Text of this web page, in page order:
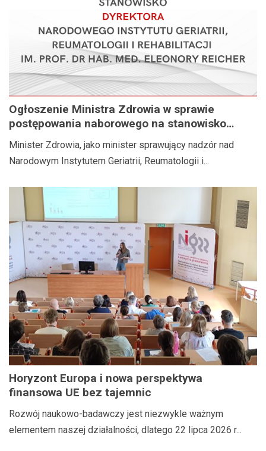
Ogłoszenie Ministra Zdrowia w sprawie
postępowania naborowego na stanowisko
Dyrektora Narodowego Instytutu Geriatrii,
Reumatologii i Rehabilitacji im. prof. dr hab.
med. Eleonory Reicher
Minister Zdrowia, jako minister sprawujący nadzór nad
Narodowym Instytutem Geriatrii, Reumatologii i...
Horyzont Europa i nowa perspektywa
finansowa UE bez tajemnic
Rozwój naukowo-badawczy jest niezwykle ważnym
elementem naszej działalności, dlatego 22 lipca 2026 r...